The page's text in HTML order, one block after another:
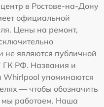
в Ростове-на-Дону
официальной
Цены на ремонт,
не являются публичной
ГК РФ. Названия и
Whirlpool упоминаются
— чтобы обозначить
мы работаем. Наша